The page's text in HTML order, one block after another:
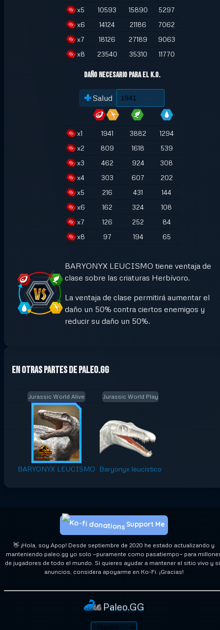
x5 10593 15890
5297
x6 14124 21186
7062
x7 18126 27189
9063
x8 23540 35310 11770
Daño necesario para el K.O.
Salud
x1 1941 3882
1294
x2 809 1618
539
x3 462 924
308
x4 303 607
202
x5 216 431
144
x6 162 324
108
x7 126 252
84
x8 97 194 65
BARYONYX LEUCISMO tiene ventaja de
clase sobre las criaturas Herbívoro.
La ventaja de clase permitirá aumentar el
daño un 50% contra ciertos enemigos y
reducir su daño un 50%.
En otras partes de Paleo.GG
Jurassic World Alive
BARYONYX LEUCISMO
Jurassic World Play
Baryonyx leucístico
👋 ¡Hola, soy Apop! Desde septiembre de 2020 he estado actualizando y
manteniendo paleo.gg yo solo —puramente como pasatiempo— para
de jugadores de todo el mundo. Si quieres ayudar a mantener el sitio vivo y
anuncios, considera apoyarme en Ko-Fi. ¡Gracias!
Support Me
Paleo.GG